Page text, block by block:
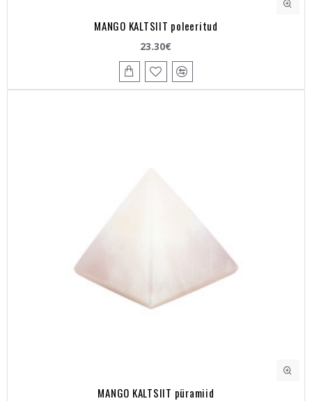
MANGO KALTSIIT poleeritud
23.30€
MANGO KALTSIIT püramiid